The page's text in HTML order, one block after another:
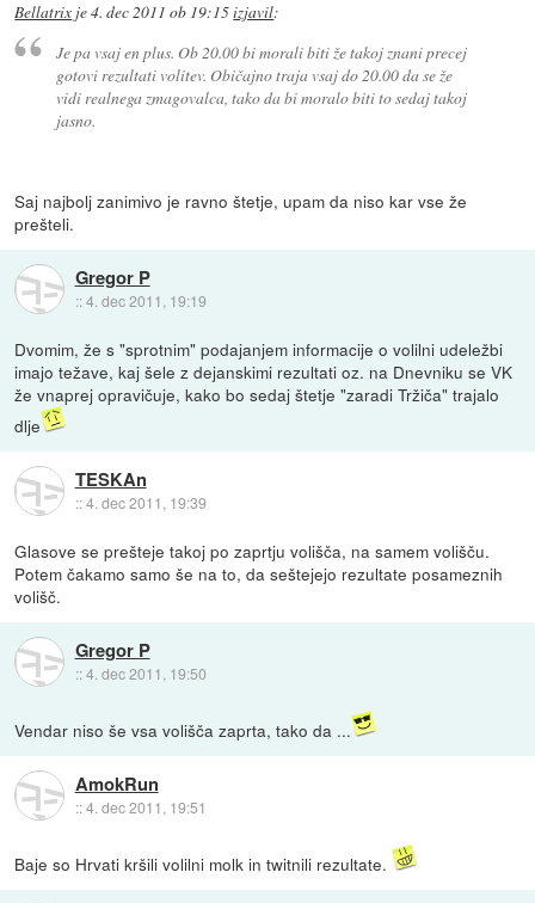
Bellatrix je4. dec 2011 ob 19:15izjavil:
Je pa vsaj en plus. Ob 20.00 bi morali biti že takoj znani precej
gotovi rezultati volitev. Običajno traja vsaj do 20.00 da se že
vidi realnega zmagovalca, tako da bi moralo biti to sedaj takoj
jasno.
Saj najbolj zanimivo je ravno štetje, upam da niso kar vse že
prešteli.
Gregor P
::4. dec 2011, 19:19
Dvomim, že s "sprotnim" podajanjem informacije o volilni udeležbi
imajo težave, kaj šele z dejanskimi rezultati oz. na Dnevniku se VK
že vnaprej opravičuje, kako bo sedaj štetje "zaradi Tržiča" trajalo
dlje
TESKAn
::4. dec 2011, 19:39
Glasove se prešteje takoj po zaprtju volišča, na samem volišču.
Potem čakamo samo še na to, da seštejejo rezultate posameznih
volišč.
Gregor P
::4. dec 2011, 19:50
Vendar niso še vsa volišča zaprta, tako da ...
AmokRun
::4. dec 2011, 19:51
Baje so Hrvati kršili volilni molk in twitnili rezultate.